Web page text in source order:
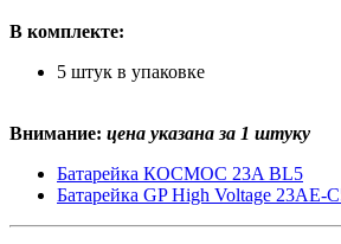
В комплекте:
5 штук в упаковке
Внимание: цена указана за 1 штуку
Батарейка КОСМОС 23A BL5
Батарейка GP High Voltage 23AE-